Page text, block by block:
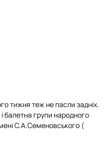
тижня теж не пасли задніх.
балетна групи народного
С.А.Семеновського (